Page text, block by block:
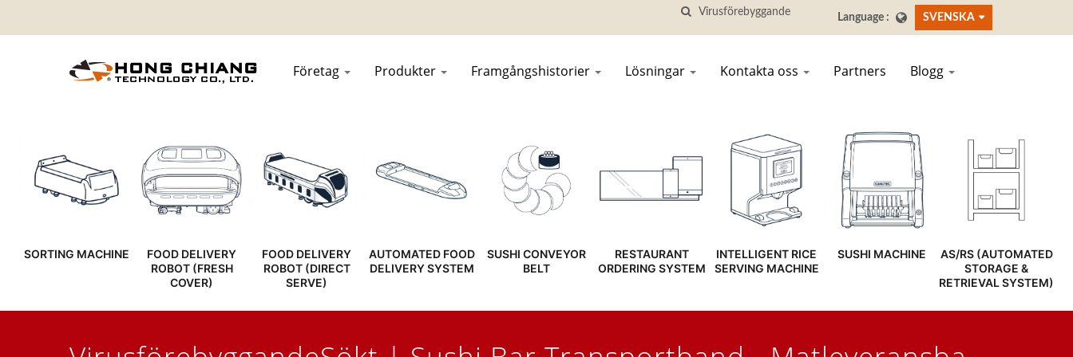
SVENSKA
Företag Produkter Framgångshistorier Lösningar Kontakta oss Partners Blogg
SORTING MACHINE
FOOD DELIVERY
ROBOT (FRESH
COVER)
FOOD DELIVERY
ROBOT (DIRECT
SERVE)
AUTOMATED FOOD
DELIVERY SYSTEM
SUSHI CONVEYOR
BELT
RESTAURANT
ORDERING SYSTEM
INTELLIGENT RICE
SERVING MACHINE
SUSHI MACHINE
AS/RS (AUTOMATED
STORAGE &
RETRIEVAL SYSTEM)